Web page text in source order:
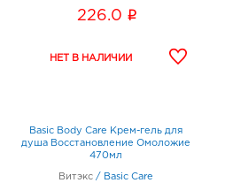
226.0 i
Basic Body Care Крем-гель для
душа Восстановление Омоложие
470мл
Витэкс / Basic Care